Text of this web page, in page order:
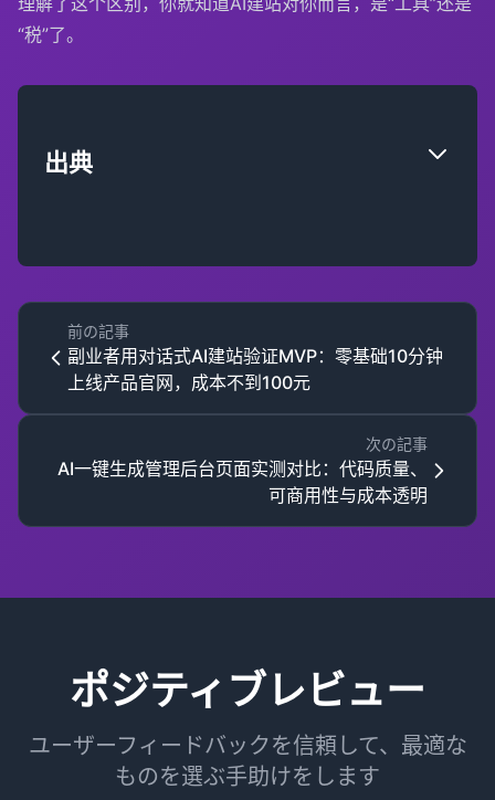
“税”了。
出典
前の記事
副业者用对话式AI建站验证MVP：零基础10分钟
上线产品官网，成本不到100元
次の記事
AI一键生成管理后台页面实测对比：代码质量、
可商用性与成本透明
ポジティブレビュー
ユーザーフィードバックを信頼して、最適な
ものを選ぶ手助けをします